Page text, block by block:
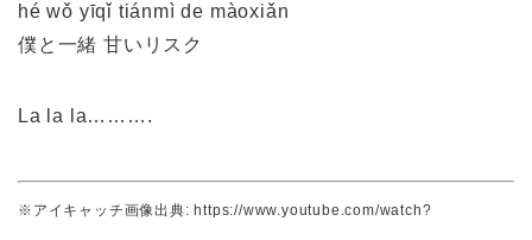
hé wǒ yīqǐ tiánmì de màoxiǎn
僕と一緒 甘いリスク
La la la……….
※ アイキャッチ画像出典: https://www.youtube.com/watch?